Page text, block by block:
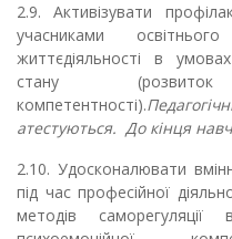
2.9. Активізувати
учасниками
життєдіяльності в
стану (розвиток
компетентності).
атестуються. До кінця
2.10. Удосконалювати
під час професійної
методів